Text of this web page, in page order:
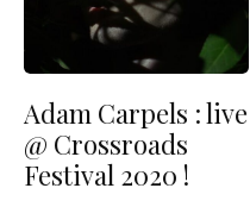
Adam Carpels : live
@ Crossroads
Festival 2020 !